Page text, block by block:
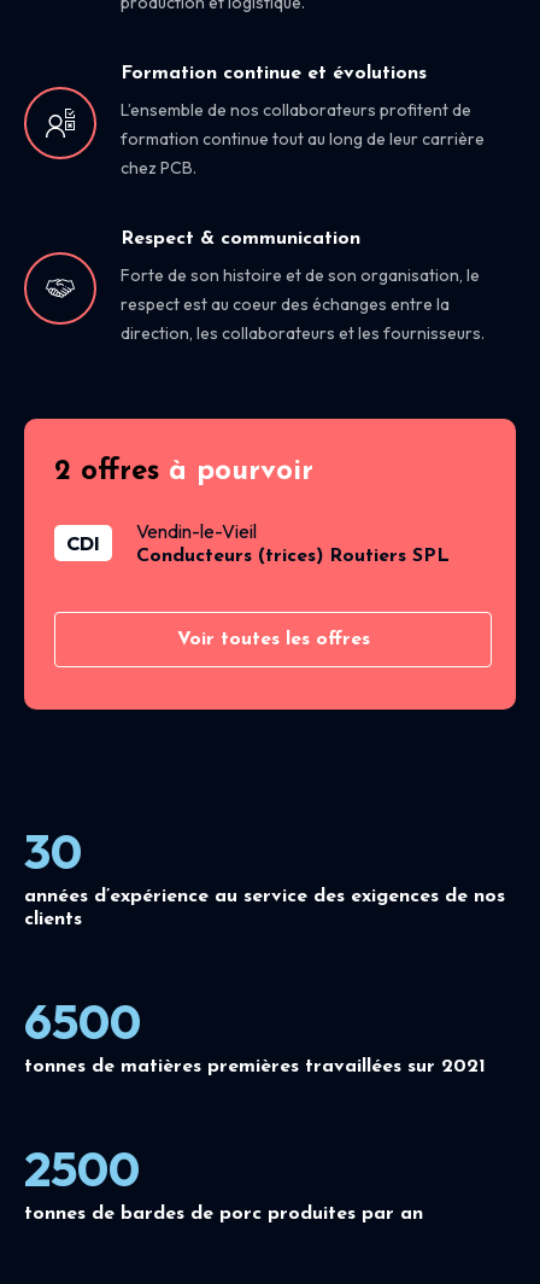
Formation continue et évolutions
L’ensemble de nos collaborateurs profitent de
formation continue tout au long de leur carrière
chez PCB.
Respect & communication
Forte de son histoire et de son organisation, le
respect est au coeur des échanges entre la
direction, les collaborateurs et les fournisseurs.
2 offres à pourvoir
CDI Vendin-le-Vieil
Conducteurs (trices) Routiers SPL
Voir toutes les offres
30
années d’expérience au service des exigences de nos
clients
6500
tonnes de matières premières travaillées sur 2021
2500
tonnes de bardes de porc produites par an